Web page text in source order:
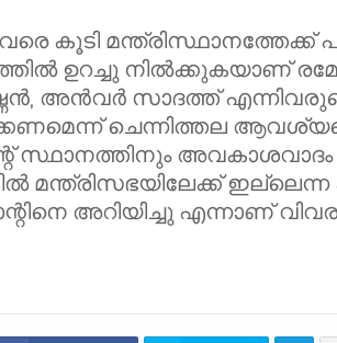
കൂടി
ഉറച്ചു നില്‍ക്കുകയാണ്
അന്‍വര്‍ സാദത്ത്
ചെന്നിത്തല
സ്ഥാനത്തിനും അവകാശവാദം
മന്ത്രിസഭയിലേക്ക്
അറിയിച്ചു എന്നാണ്